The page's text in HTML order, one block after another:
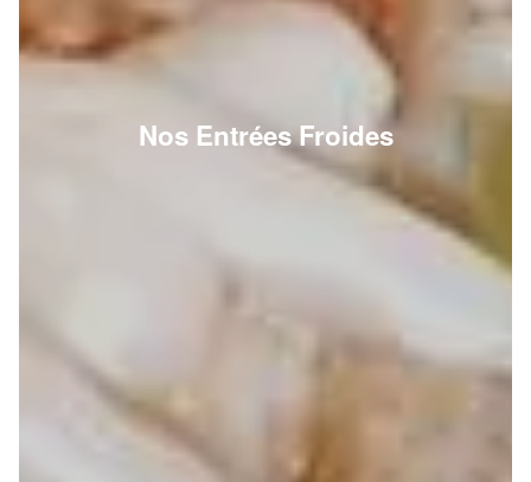
Nos Entrées Froides